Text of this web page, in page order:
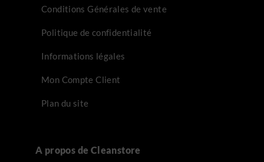
Conditions Générales de vente
Politique de confidentialité
Informations légales
Mon Compte Client
Plan du site
A propos de Cleanstore